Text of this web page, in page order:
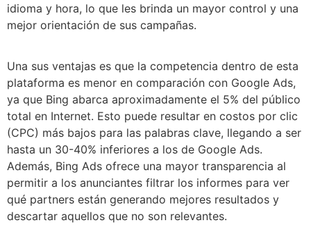
idioma y hora, lo que les brinda un mayor control y una
mejor orientación de sus campañas.
Una sus ventajas es que la competencia dentro de esta
plataforma es menor en comparación con Google Ads,
ya que Bing abarca aproximadamente el 5% del público
total en Internet. Esto puede resultar en costos por clic
(CPC) más bajos para las palabras clave, llegando a ser
hasta un 30-40% inferiores a los de Google Ads.
Además, Bing Ads ofrece una mayor transparencia al
permitir a los anunciantes filtrar los informes para ver
qué partners están generando mejores resultados y
descartar aquellos que no son relevantes.